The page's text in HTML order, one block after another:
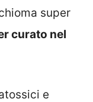
super
curato nel
e